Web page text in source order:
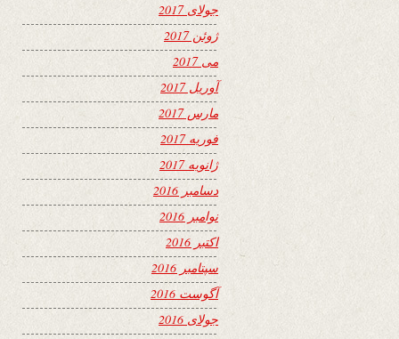
جولای 2017
ژوئن 2017
می 2017
آوریل 2017
مارس 2017
فوریه 2017
ژانویه 2017
دسامبر 2016
نوامبر 2016
اکتبر 2016
سپتامبر 2016
آگوست 2016
جولای 2016